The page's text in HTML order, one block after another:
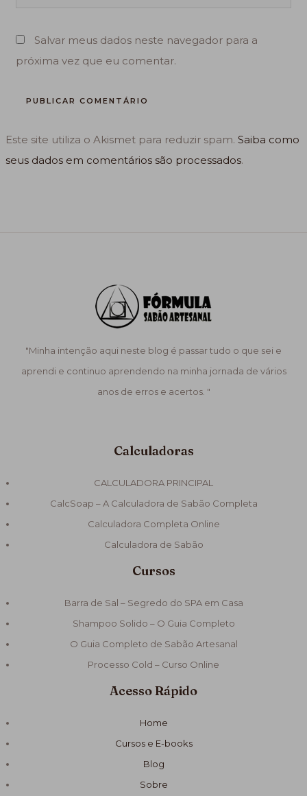
Salvar meus dados neste navegador para a
próxima vez que eu comentar.
Este site utiliza o Akismet para reduzir spam.Saiba como
seus dados em comentários são processados.
"Minha intenção aqui neste blog é passar tudo o que sei e
aprendi e continuo aprendendo na minha jornada de vários
anos de erros e acertos. "
Calculadoras
CALCULADORA PRINCIPAL
CalcSoap – A Calculadora de Sabão Completa
Calculadora Completa Online
Calculadora de Sabão
Cursos
Barra de Sal – Segredo do SPA em Casa
Shampoo Solido – O Guia Completo
O Guia Completo de Sabão Artesanal
Processo Cold – Curso Online
Acesso Rápido
Home
Cursos e E-books
Blog
Sobre